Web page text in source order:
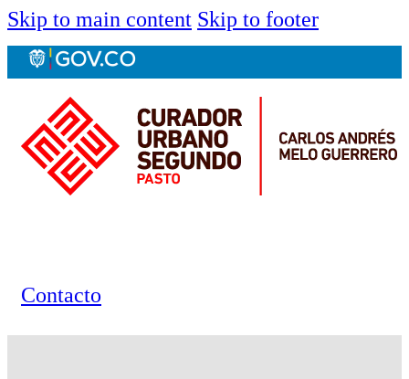
Skip to main content Skip to footer
Contacto